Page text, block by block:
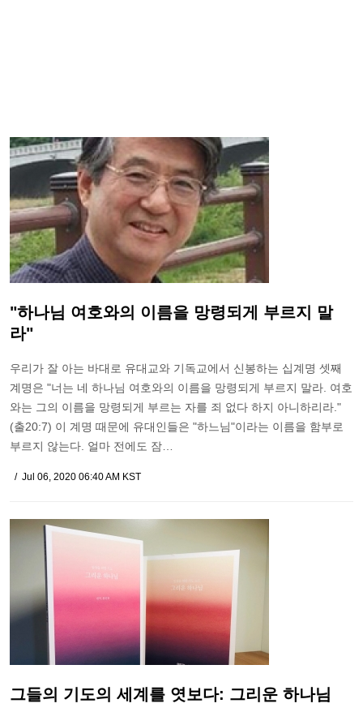
"하나님 여호와의 이름을 망령되게 부르지 말
라"
우리가 잘 아는 바대로 유대교와 기독교에서 신봉하는 십계명 셋째
계명은 "너는 네 하나님 여호와의 이름을 망령되게 부르지 말라. 여호
와는 그의 이름을 망령되게 부르는 자를 죄 없다 하지 아니하리라."
(출20:7) 이 계명 때문에 유대인들은 "하느님"이라는 이름을 함부로
부르지 않는다. 얼마 전에도 잠…
Jul 06, 2020 06:40 AM KST
그들의 기도의 세계를 엿보다: 그리운 하나님